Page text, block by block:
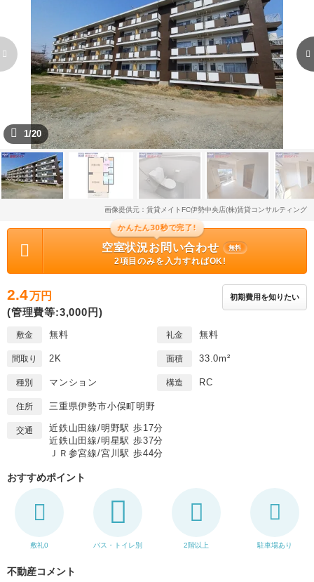
1/20
画像提供元：賃貸メイトFC伊勢中央店(株)賃貸コンサルティング
かんたん30秒で完了!
空室状況お問い合わせ 無料
2項目のみを入力すればOK!
2.4万円
(管理費等:3,000円)
初期費用を知りたい
敷金 無料 礼金 無料
間取り 2K 面積 33.0m²
種別 マンション 構造 RC
住所 三重県伊勢市小俣町明野
交通
近鉄山田線/明野駅 歩17分
近鉄山田線/明星駅 歩37分
ＪＲ参宮線/宮川駅 歩44分
おすすめポイント
敷礼0 バス・トイレ別 2階以上 駐車場あり
不動産コメント